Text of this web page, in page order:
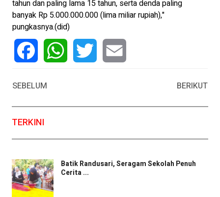
tahun dan paling lama 15 tahun, serta denda paling
banyak Rp 5.000.000.000 (lima miliar rupiah),"
pungkasnya.(did)
SEBELUM
BERIKUT
TERKINI
Batik Randusari, Seragam Sekolah Penuh
Cerita ...